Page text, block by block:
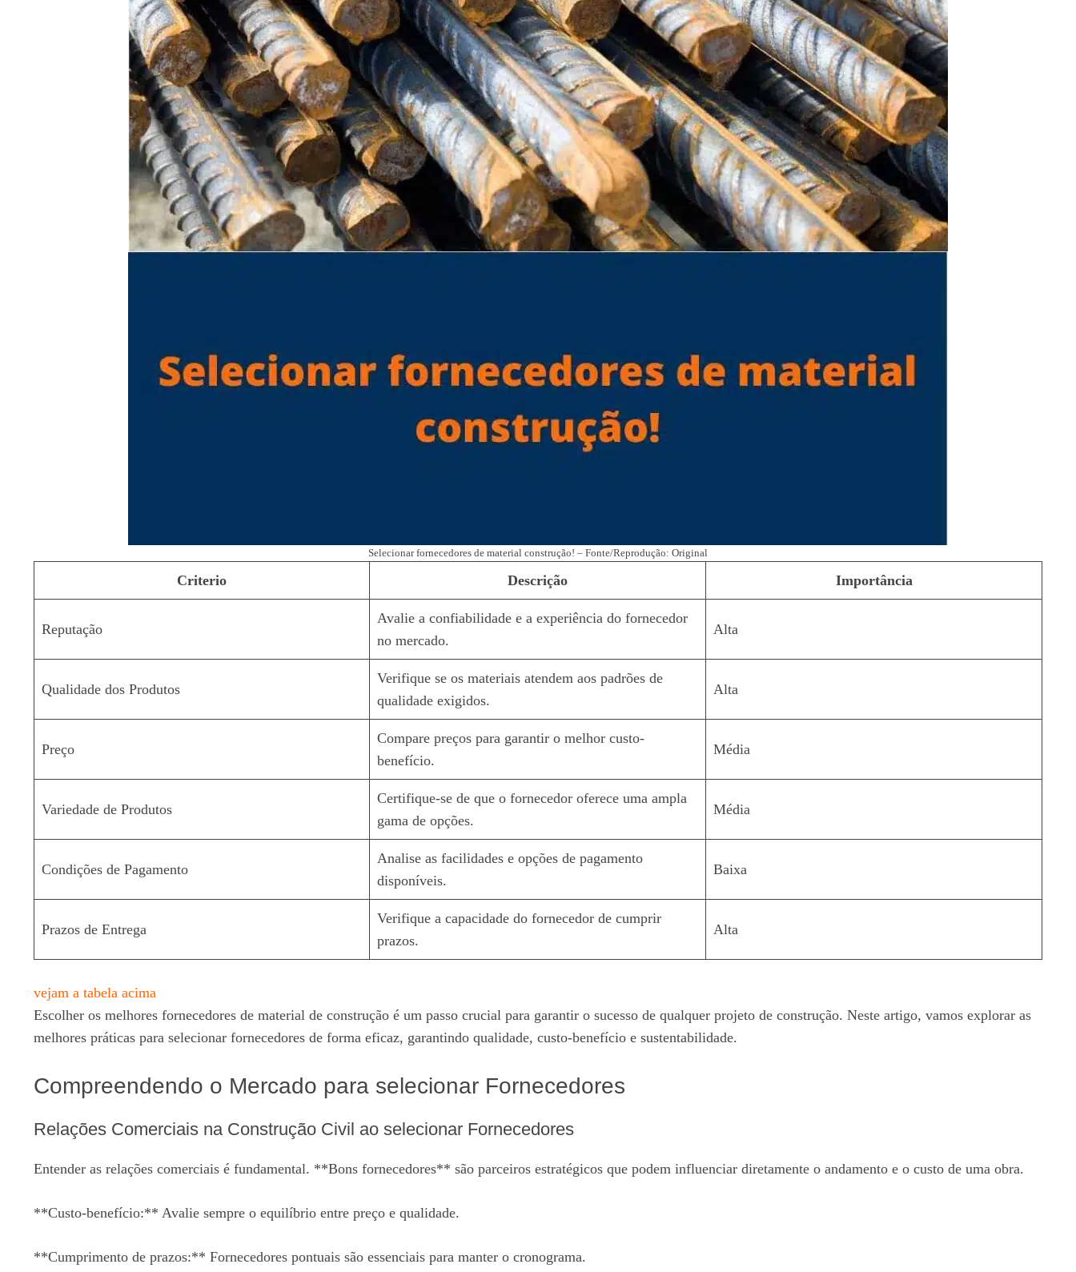
Selecionar fornecedores de material construção! – Fonte/Reprodução: Original
Criterio Descrição Importância
Reputação
Avalie a confiabilidade e a experiência do fornecedor
no mercado.
Alta
Qualidade dos Produtos
Verifique se os materiais atendem aos padrões de
qualidade exigidos.
Alta
Preço
Compare preços para garantir o melhor custo-
benefício.
Média
Variedade de Produtos
Certifique-se de que o fornecedor oferece uma ampla
gama de opções.
Média
Condições de Pagamento
Analise as facilidades e opções de pagamento
disponíveis.
Baixa
Prazos de Entrega
Verifique a capacidade do fornecedor de cumprir
prazos.
Alta
vejam a tabela acima
Escolher os melhores fornecedores de material de construção é um passo crucial para garantir o sucesso de qualquer projeto de construção. Neste artigo, vamos explorar as
melhores práticas para selecionar fornecedores de forma eficaz, garantindo qualidade, custo-benefício e sustentabilidade.
Compreendendo o Mercado para selecionar Fornecedores
Relações Comerciais na Construção Civil ao selecionar Fornecedores
Entender as relações comerciais é fundamental. **Bons fornecedores** são parceiros estratégicos que podem influenciar diretamente o andamento e o custo de uma obra.
**Custo-benefício:** Avalie sempre o equilíbrio entre preço e qualidade.
**Cumprimento de prazos:** Fornecedores pontuais são essenciais para manter o cronograma.